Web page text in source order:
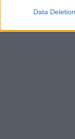
Data Deletion